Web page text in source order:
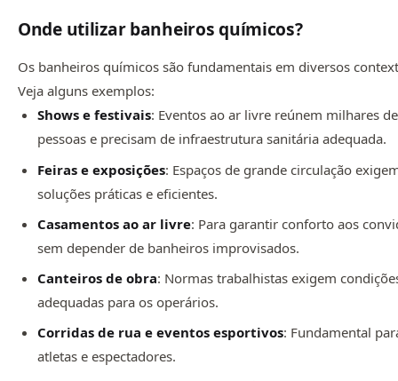
Onde utilizar banheiros químicos?
Os banheiros químicos são fundamentais em diversos
Veja alguns exemplos:
Shows e festivais: Eventos ao ar livre reúnem milhares de
pessoas e precisam de infraestrutura sanitária adequada.
Feiras e exposições: Espaços de grande circulação
soluções práticas e eficientes.
Casamentos ao ar livre: Para garantir conforto aos
sem depender de banheiros improvisados.
Canteiros de obra: Normas trabalhistas exigem
adequadas para os operários.
Corridas de rua e eventos esportivos: Fundamental
atletas e espectadores.